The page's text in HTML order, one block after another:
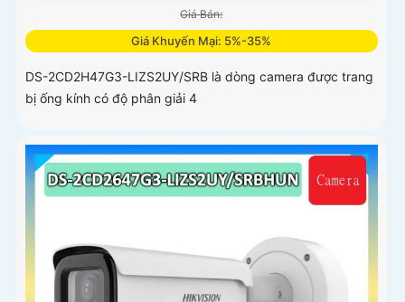
Giá Bán:
Giá Khuyến Mại: 5%-35%
DS-2CD2H47G3-LIZS2UY/SRB là dòng camera được trang
bị ống kính có độ phân giải 4